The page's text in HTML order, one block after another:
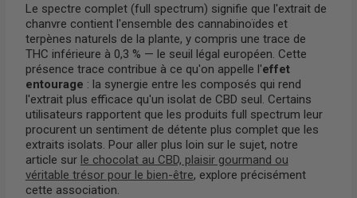
Le spectre complet (full spectrum) signifie que l'extrait de
chanvre contient l'ensemble des cannabinoïdes et
terpènes naturels de la plante, y compris une trace de
THC inférieure à 0,3 % — le seuil légal européen. Cette
présence trace contribue à ce qu'on appelle l'effet
entourage : la synergie entre les composés qui rend
l'extrait plus efficace qu'un isolat de CBD seul. Certains
utilisateurs rapportent que les produits full spectrum leur
procurent un sentiment de détente plus complet que les
extraits isolats. Pour aller plus loin sur le sujet, notre
article sur le chocolat au CBD, plaisir gourmand ou
véritable trésor pour le bien-être, explore précisément
cette association.